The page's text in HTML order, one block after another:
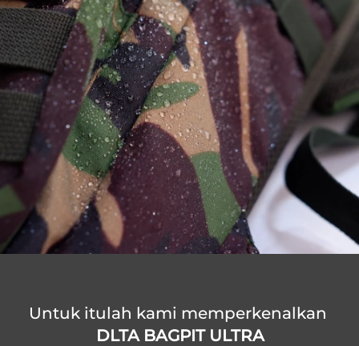
DLTA BAGPIT ULTRA